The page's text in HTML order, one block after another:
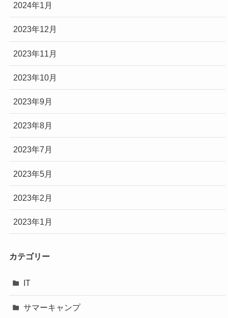
2024年1月
2023年12月
2023年11月
2023年10月
2023年9月
2023年8月
2023年7月
2023年5月
2023年2月
2023年1月
カテゴリー
IT
サマーキャンプ